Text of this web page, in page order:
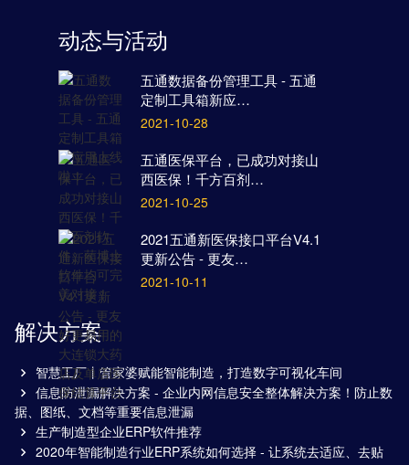
动态与活动
五通数据备份管理工具 - 五通
定制工具箱新应…
2021-10-28
五通医保平台，已成功对接山
西医保！千方百剂…
2021-10-25
2021五通新医保接口平台V4.1
更新公告 - 更友…
2021-10-11
解决方案
智慧工厂丨管家婆赋能智能制造，打造数字可视化车间
信息防泄漏解决方案 - 企业内网信息安全整体解决方案！防止数
据、图纸、文档等重要信息泄漏
生产制造型企业ERP软件推荐
2020年智能制造行业ERP系统如何选择 - 让系统去适应、去贴